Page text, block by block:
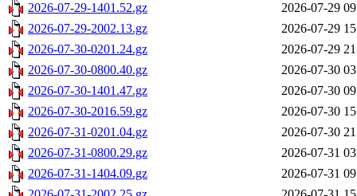
2026-07-29-1401.52.gz
2026-07-29
2026-07-29-2002.13.gz
2026-07-29
2026-07-30-0201.24.gz
2026-07-29
2026-07-30-0800.40.gz
2026-07-30
2026-07-30-1401.47.gz
2026-07-30
2026-07-30-2016.59.gz
2026-07-30
2026-07-31-0201.04.gz
2026-07-30
2026-07-31-0800.29.gz
2026-07-31
2026-07-31-1404.09.gz
2026-07-31